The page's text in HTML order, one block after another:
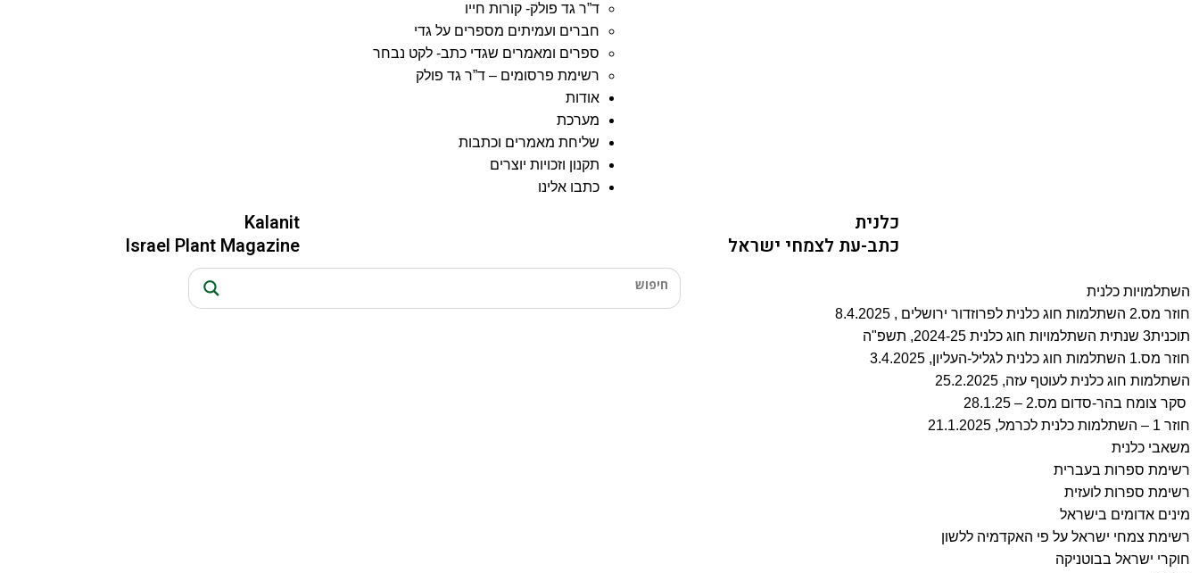
ד”ר גד פולק- קורות חייו
חברים ועמיתים מספרים על גדי
ספרים ומאמרים שגדי כתב- לקט נבחר
רשימת פרסומים – ד”ר גד פולק
אודות
מערכת
שליחת מאמרים וכתבות
תקנון וזכויות יוצרים
כתבו אלינו
כלנית
כתב-עת לצמחי ישראל
Kalanit
Israel Plant Magazine
השתלמויות כלנית
חוזר מס.2 השתלמות חוג כלנית לפרוזדור ירושלים , 8.4.2025
תוכנית3 שנתית השתלמויות חוג כלנית 2024-25, תשפ"ה
חוזר מס.1 השתלמות חוג כלנית לגליל-העליון, 3.4.2025
השתלמות חוג כלנית לעוטף עזה, 25.2.2025
סקר צומח בהר-סדום מס.2 – 28.1.25
חוזר 1 – השתלמות כלנית לכרמל, 21.1.2025
משאבי כלנית
רשימת ספרות בעברית
רשימת ספרות לועזית
מינים אדומים בישראל
רשימת צמחי ישראל על פי האקדמיה ללשון
חוקרי ישראל בבוטניקה